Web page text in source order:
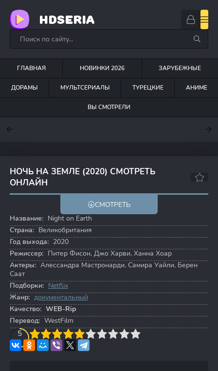
HDSERIA
ГЛАВНАЯ НОВИНКИ 2026 ЗАРУБЕЖНЫЕ
ДОРАМЫ МУЛЬТСЕРИАЛЫ ТУРЕЦКИЕ АНИМЕ
ВЫ СМОТРЕЛИ
НОЧЬ НА ЗЕМЛЕ (2020) СМОТРЕТЬ
ОНЛАЙН
СМОТРЕТЬ
Название: Night on Earth
Страна: Великобритания
Год выхода: 2020
Режиссер: Питер Фисон, Джо Харви, Ханна Хоар
Актеры: Алессандра Мастронарди, Самира Уайли, Берен
Саат
Подборки: Netflix
Жанр: документальный
Качество: WEB-Rip
Перевод: WestFilm
5
4 5 6 7 8 9 10